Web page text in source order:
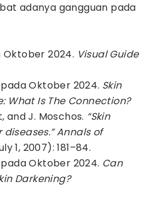
adanya gangguan pada
Oktober 2024. Visual Guide
Oktober 2024. Skin
What Is The Connection?
and J. Moschos. “Skin
Annals of
1, 2007): 181–84.
Oktober 2024. Can
Darkening?